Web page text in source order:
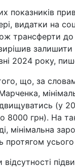
показників
видатки на
трансферти до
залишити
2024 року,
що, за
(у
8000 грн). На
мінімальна
протягом